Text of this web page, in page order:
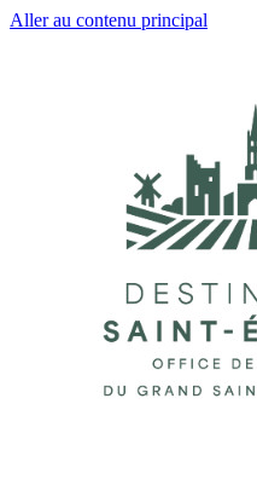
Aller au contenu principal